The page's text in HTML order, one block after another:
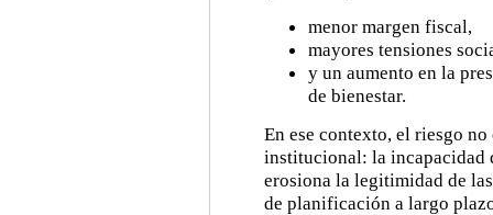
menor margen fiscal,
mayores tensiones
y un aumento en la
de bienestar.
En ese contexto, el riesgo
institucional: la incapacidad
erosiona la legitimidad de
de planificación a largo